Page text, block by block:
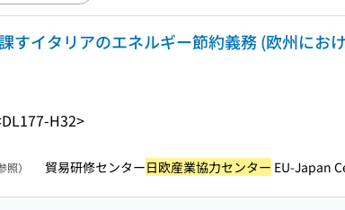
すイタリアのエネルギー節約義務 (欧州にお
H32>
） 貿易研修センター日欧産業協力センター EU-Japan